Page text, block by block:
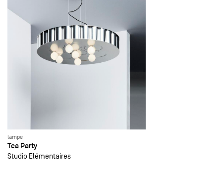
lampe
Tea Party
Studio Elémentaires